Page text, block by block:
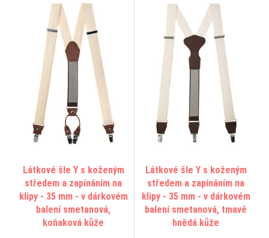
Látkové šle Y s koženým
středem a zapínáním na
klipy - 35 mm - v dárkovém
balení smetanová,
koňaková kůže
Látkové šle Y s koženým
středem a zapínáním na
klipy - 35 mm - v dárkovém
balení smetanová, tmavě
hnědá kůže